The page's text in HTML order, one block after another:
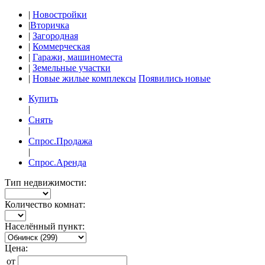
| Новостройки
|Вторичка
| Загородная
| Коммерческая
| Гаражи, машиноместа
| Земельные участки
| Новые жилые комплексы Появились новые
Купить
|
Снять
|
Спрос.Продажа
|
Спрос.Аренда
Тип недвижимости:
Количество комнат:
Населённый пункт:
Цена:
от